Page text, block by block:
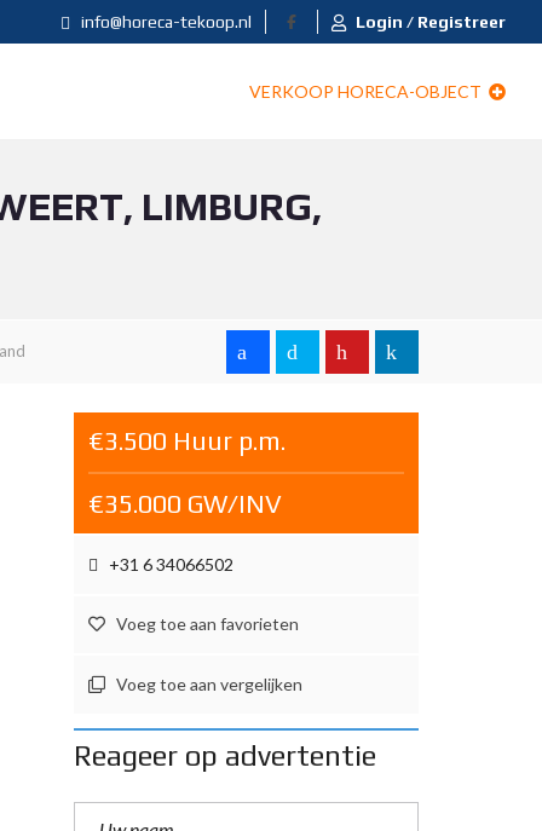
info@horeca-tekoop.nl Login / Registreer
VERKOOP HORECA-OBJECT
LIMBURG,
€3.500 Huur p.m.
€35.000 GW/INV
+31 6 34066502
Voeg toe aan favorieten
Voeg toe aan vergelijken
Reageer op advertentie